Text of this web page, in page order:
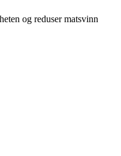
og reduser matsvinn